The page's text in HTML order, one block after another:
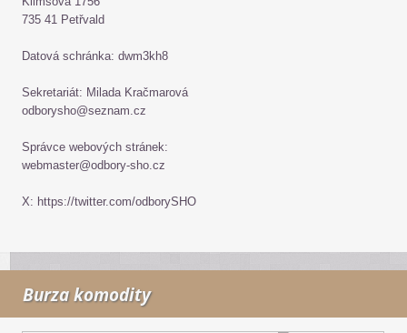
735 41 Petřvald
Datová schránka: dwm3kh8
Sekretariát: Milada Kračmarová
odborysho@seznam.cz
Správce webových stránek:
webmaster@odbory-sho.cz
X: https://twitter.com/odborySHO
Burza komodity